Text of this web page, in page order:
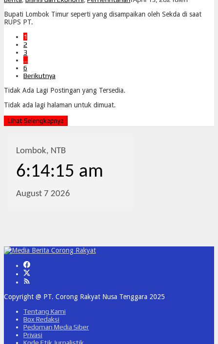
Bupati Lombok Timur seperti yang disampaikan oleh Sekda di saat
RUPS PT.
1
2
3
…
6
Berikutnya
Tidak Ada Lagi Postingan yang Tersedia.
Tidak ada lagi halaman untuk dimuat.
Lihat Selengkapnya
Copyright @ PT. Corong Rakyat Nusa Tenggara 2025
Tentang Kami
Box Redaksi
Pedoman Media Siber
Privasi